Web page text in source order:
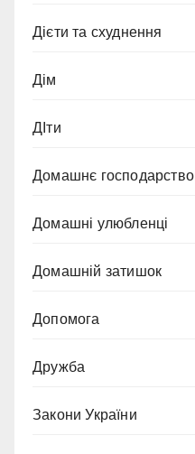
Дієти та схуднення
Дім
ДІти
Домашнє господарство
Домашні улюбленці
Домашній затишок
Допомога
Дружба
Закони України